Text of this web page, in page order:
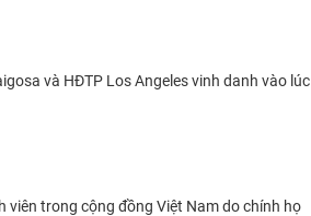
và HÐTP Los Angeles vinh danh vào lúc
viên trong cộng đồng Việt Nam do chính họ